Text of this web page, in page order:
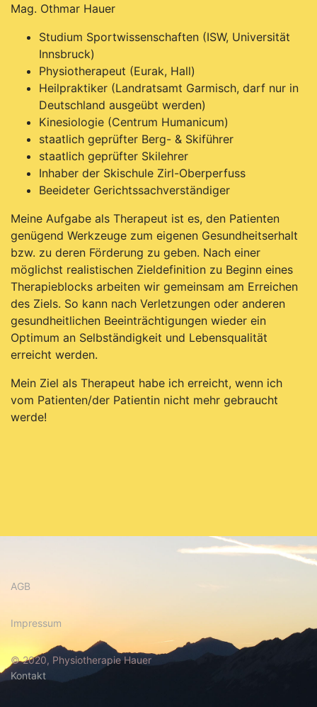
Mag. Othmar Hauer
Studium Sportwissenschaften (ISW, Universität
Innsbruck)
Physiotherapeut (Eurak, Hall)
Heilpraktiker (Landratsamt Garmisch, darf nur in
Deutschland ausgeübt werden)
Kinesiologie (Centrum Humanicum)
staatlich geprüfter Berg- & Skiführer
staatlich geprüfter Skilehrer
Inhaber der Skischule Zirl-Oberperfuss
Beeideter Gerichtssachverständiger
Meine Aufgabe als Therapeut ist es, den Patienten
genügend Werkzeuge zum eigenen Gesundheitserhalt
bzw. zu deren Förderung zu geben. Nach einer
möglichst realistischen Zieldefinition zu Beginn eines
Therapieblocks arbeiten wir gemeinsam am Erreichen
des Ziels. So kann nach Verletzungen oder anderen
gesundheitlichen Beeinträchtigungen wieder ein
Optimum an Selbständigkeit und Lebensqualität
erreicht werden.
Mein Ziel als Therapeut habe ich erreicht, wenn ich
vom Patienten/der Patientin nicht mehr gebraucht
werde!
AGB
Impressum
© 2020, Physiotherapie Hauer
Kontakt